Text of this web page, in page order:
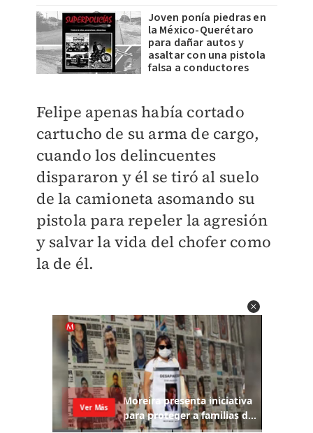
Joven ponía piedras en
la México-Querétaro
para dañar autos y
asaltar con una pistola
falsa a conductores
Felipe apenas había cortado
cartucho de su arma de cargo,
cuando los delincuentes
dispararon y él se tiró al suelo
de la camioneta asomando su
pistola para repeler la agresión
y salvar la vida del chofer como
la de él.